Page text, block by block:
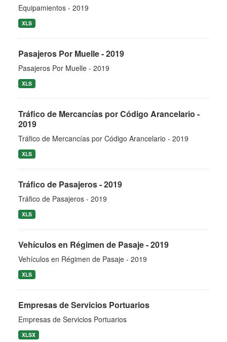
Equipamientos - 2019
XLS
Pasajeros Por Muelle - 2019
Pasajeros Por Muelle - 2019
XLS
Tráfico de Mercancías por Código Arancelario -
2019
Tráfico de Mercancías por Código Arancelario - 2019
XLS
Tráfico de Pasajeros - 2019
Tráfico de Pasajeros - 2019
XLS
Vehículos en Régimen de Pasaje - 2019
Vehículos en Régimen de Pasaje - 2019
XLS
Empresas de Servicios Portuarios
Empresas de Servicios Portuarios
XLSX